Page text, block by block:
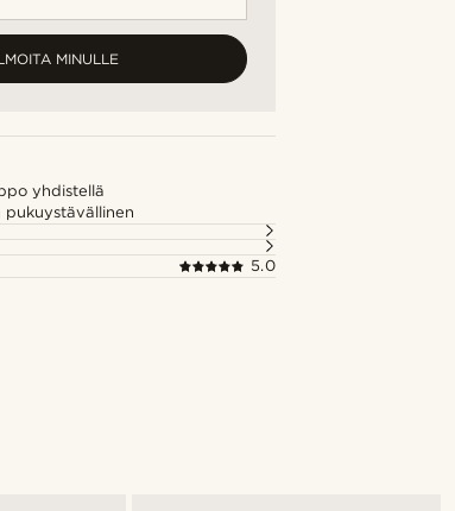
MINULLE
yhdistellä
pukuystävällinen
5.0